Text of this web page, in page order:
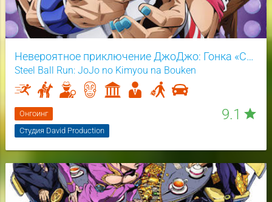
Невероятное приключение ДжоДжо: Гонка «Стальной шар»
Steel Ball Run: JoJo no Kimyou na Bouken
9.1 star
Онгоинг
Студия David Production